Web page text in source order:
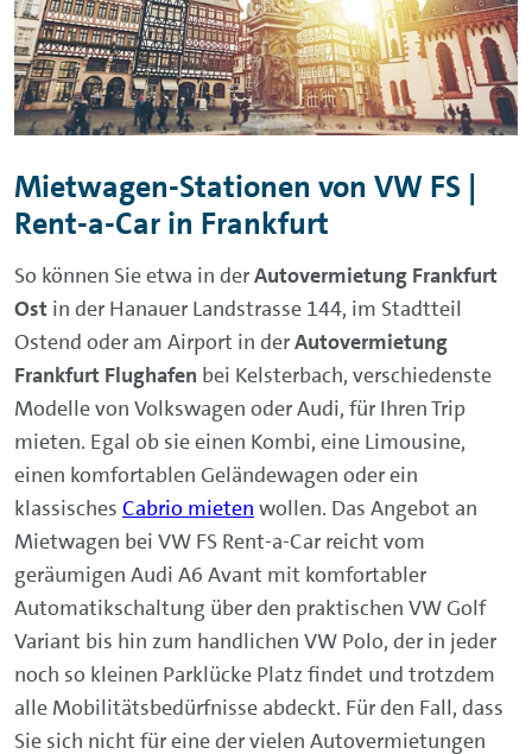
Mietwagen-Stationen von VW FS |
Rent-a-Car in Frankfurt
So können Sie etwa in derAutovermietung Frankfurt
Ost in der Hanauer Landstrasse 144, im Stadtteil
Ostend oder am Airport in derAutovermietung
Frankfurt Flughafen bei Kelsterbach, verschiedenste
Modelle von Volkswagen oder Audi, für Ihren Trip
mieten. Egal ob sie einen Kombi, eine Limousine,
einen komfortablen Geländewagen oder ein
klassisches Cabrio mieten wollen. Das Angebot an
Mietwagen bei VW FS Rent-a-Car reicht vom
geräumigen Audi A6 Avant mit komfortabler
Automatikschaltung über den praktischen VW Golf
Variant bis hin zum handlichen VW Polo, der in jeder
noch so kleinen Parklücke Platz findet und trotzdem
alle Mobilitätsbedürfnisse abdeckt. Für den Fall, dass
Sie sich nicht für eine der vielen Autovermietungen